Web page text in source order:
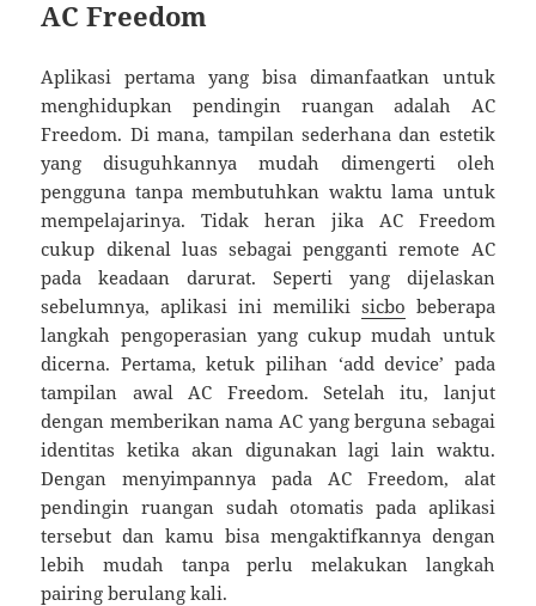
AC Freedom
Aplikasi pertama yang bisa dimanfaatkan untuk
menghidupkan pendingin ruangan adalah AC
Freedom. Di mana, tampilan sederhana dan estetik
yang disuguhkannya mudah dimengerti oleh
pengguna tanpa membutuhkan waktu lama untuk
mempelajarinya. Tidak heran jika AC Freedom
cukup dikenal luas sebagai pengganti remote AC
pada keadaan darurat. Seperti yang dijelaskan
sebelumnya, aplikasi ini memiliki sicbo beberapa
langkah pengoperasian yang cukup mudah untuk
dicerna. Pertama, ketuk pilihan ‘add device’ pada
tampilan awal AC Freedom. Setelah itu, lanjut
dengan memberikan nama AC yang berguna sebagai
identitas ketika akan digunakan lagi lain waktu.
Dengan menyimpannya pada AC Freedom, alat
pendingin ruangan sudah otomatis pada aplikasi
tersebut dan kamu bisa mengaktifkannya dengan
lebih mudah tanpa perlu melakukan langkah
pairing berulang kali.